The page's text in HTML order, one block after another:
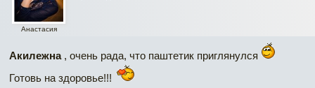
Анастасия
Акилежна, очень рада, что паштетик приглянулся
Готовь на здоровье!!!